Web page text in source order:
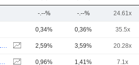
-.--% -.--% 24.61x
0,34% 0,36% 35.5x
SHENZHEN TRANSSION HOLDINGS CO., LTD. 2,59% 3,59% 20.28x
WINGTECH TECHNOLOGY CO.,LTD 0,96% 1,41% 7.1x